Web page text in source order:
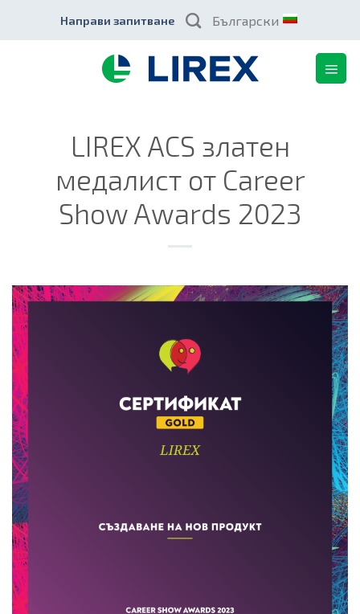
content
Направи запитване Български
LIREX ACS златен
медалист от Career
Show Awards 2023